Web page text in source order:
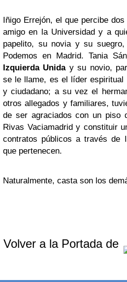
Iñigo Errejón, el que percibe
amigo en la Universidad y a
papelito, su novia y su
Podemos en Madrid. Tania
Izquierda Uniday su novio,
se le llame, es el líder espiritual
y ciudadano; a su vez el
otros allegados y familiares,
de ser agraciados con un piso
Rivas Vaciamadrid y constituir
contratos públicos a través de
que pertenecen.
Naturalmente, casta son los
Volver a la Portada de